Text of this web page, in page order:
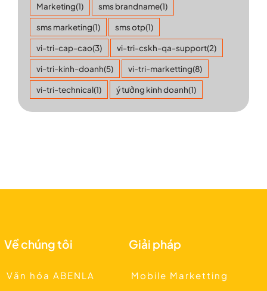
Marketing(1) sms brandname(1)
sms marketing(1) sms otp(1)
vi-tri-cap-cao(3) vi-tri-cskh-qa-support(2)
vi-tri-kinh-doanh(5) vi-tri-marketting(8)
vi-tri-technical(1) ý tưởng kinh doanh(1)
Về chúng tôi
Văn hóa ABENLA
Giải pháp
Mobile Marketting